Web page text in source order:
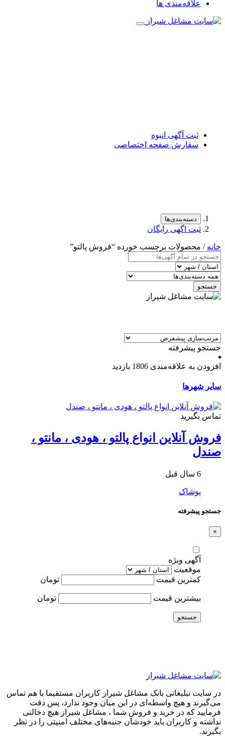
علاقه‌مندی ها
ثبت آگهی انبوه
سفارش صفحه اختصاصی
دسته‌بندی‌ها
ثبت اگهی رایگان
خانه / محصولات برچسب خورده “فروش پالتو”
جستجو
جستجو پیشرفته
افزودن به علاقه‌مندی 1806 بازدید
سایر شهرها
تماس بگیرید
فروش آنلاین انواع پالتو ، هودی ، مانتو ،
صندل
6 سال قبل
پوشاک
جستجو پیشرفته
×
آگهی ویژه
موقعیت
کمترین قیمت
تومان
بیشترین قیمت تومان
جستجو
در سایت تبلیغاتی بانک مشاغل شیراز کاربران مستقیما با هم تماس
می‌گیرند و هیچ واسطه‌ای در این میان وجود ندارد، پس دقت
فرمایید که در خرید و فروشِ شما ، مشاغل شیراز هیچ دخالتی
نداشته و کاربران باید خودشان جنبه‌های مختلف امنیتی را در نظر
بگیرند.